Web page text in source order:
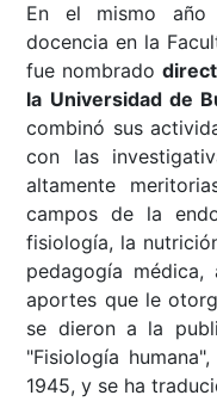
En el mismo
docencia en la
fue nombrado
la Universidad de
combinó sus
con las
altamente
campos de la
fisiología, la
pedagogía
aportes que le
se dieron a la
"Fisiología
1945, y se ha